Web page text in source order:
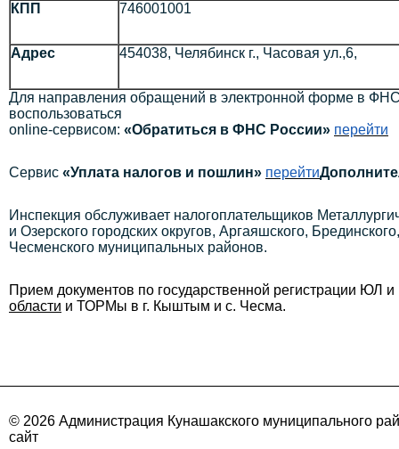
КПП 746001001
Адрес 454038, Челябинск г., Часовая ул.,6,
Для направления обращений в электронной форме в
воспользоваться
online-сервисом: «Обратиться в ФНС России» перейти
Сервис «Уплата налогов и пошлин» перейти
Инспекция обслуживает налогоплательщиков
и Озерского городских округов, Аргаяшского,
Чесменского муниципальных районов.
Прием документов по государственной регистрации ЮЛ
области и ТОРМы в г. Кыштым и с. Чесма.
© 2026 Администрация Кунашакского муниципального
сайт